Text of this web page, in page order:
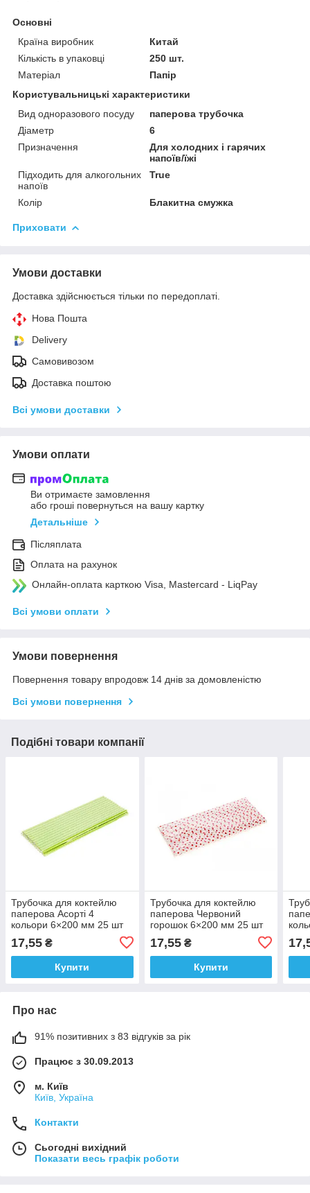
Основні
Країна виробник
Китай
Кількість в упаковці
250 шт.
Матеріал
Папір
Користувальницькі характеристики
Вид одноразового посуду
паперова трубочка
Діаметр
6
Призначення
Для холодних і гарячих
напоїв/їжі
Підходить для алкогольних
напоїв
True
Колір Блакитна смужка
Приховати
Умови доставки
Доставка здійснюється тільки по передоплаті.
Нова Пошта
Delivery
Самовивозом
Доставка поштою
Всі умови доставки
Умови оплати
Ви отримаєте замовлення
або гроші повернуться на вашу картку
Детальніше
Післяплата
Оплата на рахунок
Онлайн-оплата карткою Visa, Mastercard - LiqPay
Всі умови оплати
Умови повернення
Повернення товару впродовж 14 днів за домовленістю
Всі умови повернення
Подібні товари компанії
Трубочка для коктейлю
паперова Асорті 4
кольори 6×200 мм 25 шт
17,55 ₴
Купити
Трубочка для коктейлю
паперова Червоний
горошок 6×200 мм 25 шт
17,55₴
Купити
Про нас
91% позитивних з 83 відгуків за рік
Працює з 30.09.2013
м. Київ
Київ, Україна
Контакти
Сьогодні вихідний
Показати весь графік роботи